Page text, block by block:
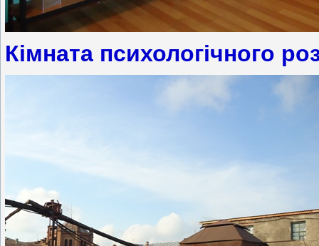
Кімната психологічного